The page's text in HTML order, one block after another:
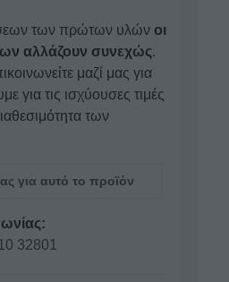
των πρώτων υλών οι
αλλάζουν συνεχώς.
μαζί μας για
για τις ισχύουσες τιμές
των
για αυτό το προϊόν
32801